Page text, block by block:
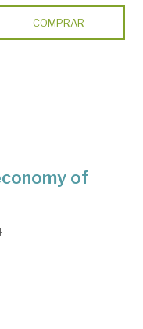
COMPRAR
of